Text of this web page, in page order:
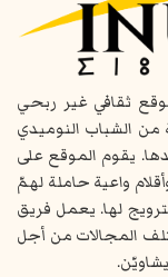
موقع ثقافي غير ربحي
الشباب النوميدي
يقوم الموقع على
واعية حاملة لهمّ
لها. يعمل فريق
المجالات من أجل